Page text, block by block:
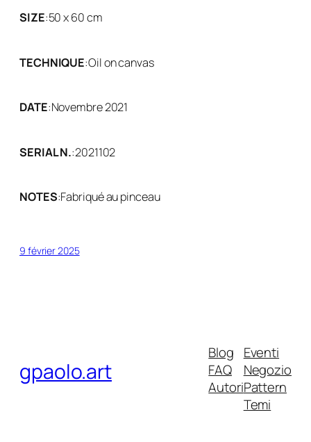
SIZE:50 x 60 cm
TECHNIQUE:Oil on canvas
DATE:Novembre 2021
SERIAL N.:2021102
NOTES:Fabriqué au pinceau
9 février 2025
gpaolo.art
Blog
FAQ
Autori
Eventi
Negozio
Pattern
Temi